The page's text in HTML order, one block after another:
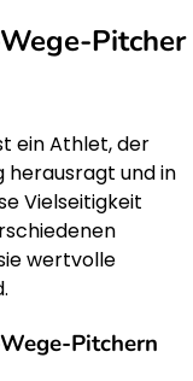
Pitcher
ein Athlet, der
herausragt und in
Vielseitigkeit
wertvolle
Pitchern